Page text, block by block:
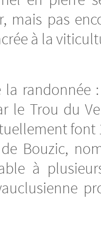
pas
à la
randonnée
le Trou du
font
Bouzic,
à